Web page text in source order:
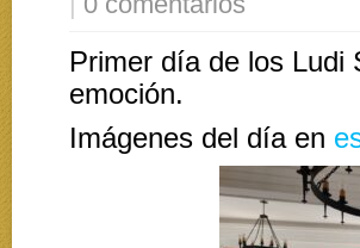
Primer día de los Ludi
emoción.
Imágenes del día en